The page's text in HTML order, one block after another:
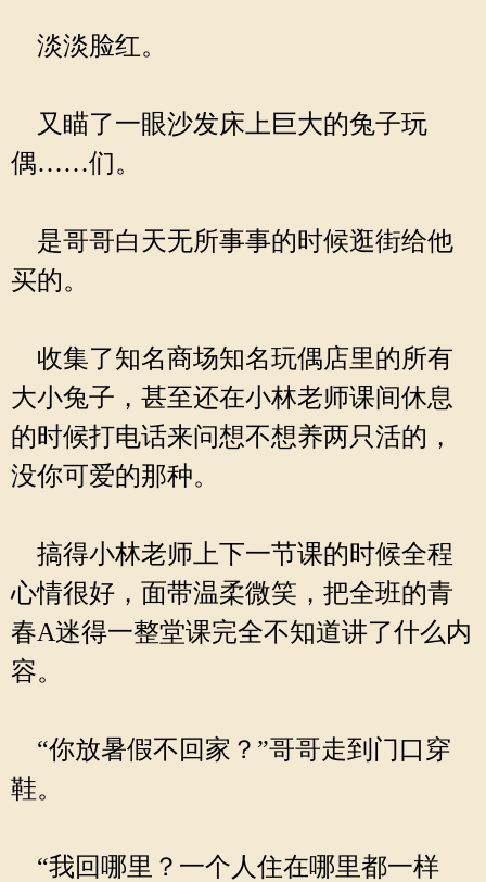
淡淡脸红。
又瞄了一眼沙发床上巨大的兔子玩
偶……们。
是哥哥白天无所事事的时候逛街给他
买的。
收集了知名商场知名玩偶店里的所有
大小兔子，甚至还在小林老师课间休息
的时候打电话来问想不想养两只活的，
没你可爱的那种。
搞得小林老师上下一节课的时候全程
心情很好，面带温柔微笑，把全班的青
春A迷得一整堂课完全不知道讲了什么内
容。
“你放暑假不回家？”哥哥走到门口穿
鞋。
“我回哪里？一个人住在哪里都一样